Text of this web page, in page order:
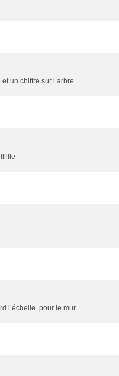
un chiffre sur l arbre
l’échelle pour le mur